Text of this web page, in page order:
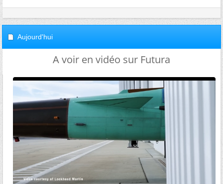
Aujourd'hui
A voir en vidéo sur Futura